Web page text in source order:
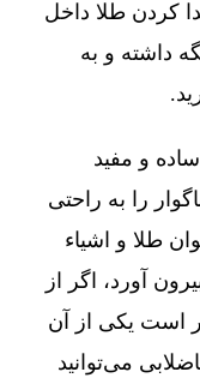
کردن طلا داخل
داشته و به
و مفید
را به راحتی
طلا و اشیاء
آورد، اگر از
است یکی از آن
می‌توانید